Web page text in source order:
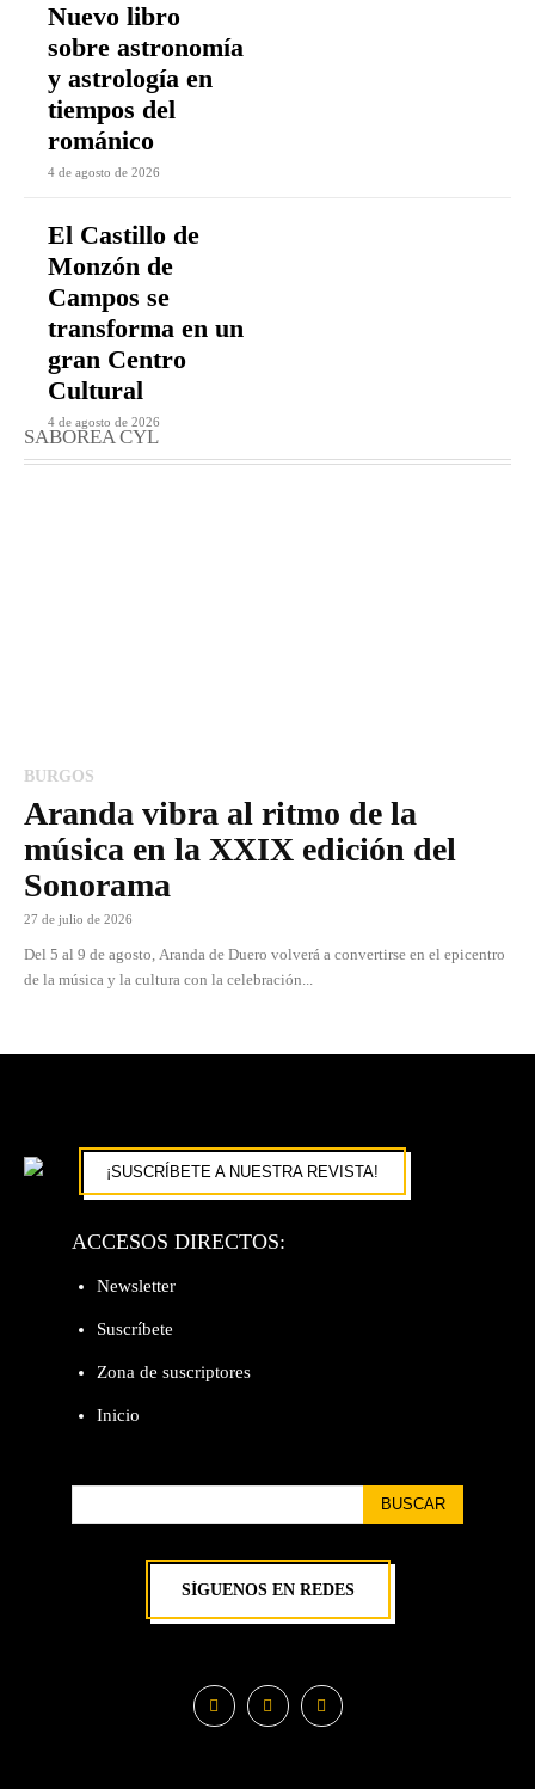
Nuevo libro
sobre astronomía
y astrología en
tiempos del
románico
4 de agosto de 2026
El Castillo de
Monzón de
Campos se
transforma en un
gran Centro
Cultural
4 de agosto de 2026
SABOREA CYL
BURGOS
Aranda vibra al ritmo de la
música en la XXIX edición del
Sonorama
27 de julio de 2026
Del 5 al 9 de agosto, Aranda de Duero volverá a convertirse en el epicentro
de la música y la cultura con la celebración...
¡SUSCRÍBETE A NUESTRA REVISTA!
ACCESOS DIRECTOS:
Newsletter
Suscríbete
Zona de suscriptores
Inicio
BUSCAR
SÍGUENOS EN REDES